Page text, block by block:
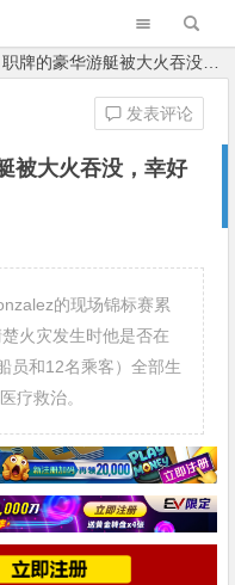
的豪华游艇被大火吞没，幸好全员生还
被大火吞没，幸好
发表评论
的现场锦标赛累
火灾发生时他是否在
员和12名乘客）全部生
疗救治。